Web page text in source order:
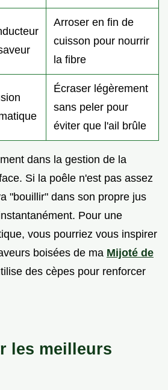
Arroser en fin de
cuisson pour nourrir
la fibre
Écraser légèrement
sans peler pour
éviter que l'ail brûle
dans la gestion de la
Si la poêle n'est pas assez
"bouillir" dans son propre jus
Pour une
vous pourriez vous inspirer
boisées de ma Mijoté de
des cèpes pour renforcer
les meilleurs